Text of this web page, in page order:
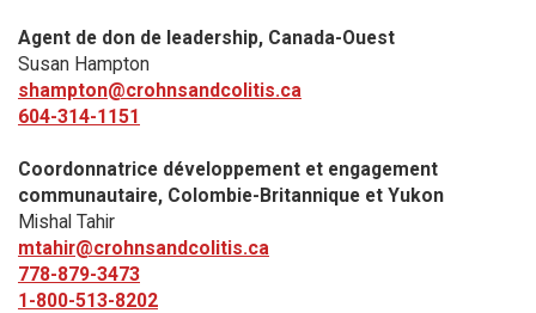
Agent de don de leadership, Canada-Ouest
Susan Hampton
shampton@crohnsandcolitis.ca
604-314-1151
Coordonnatrice développement et engagement
communautaire, Colombie-Britannique et Yukon
Mishal Tahir
mtahir@crohnsandcolitis.ca
778-879-3473
1-800-513-8202